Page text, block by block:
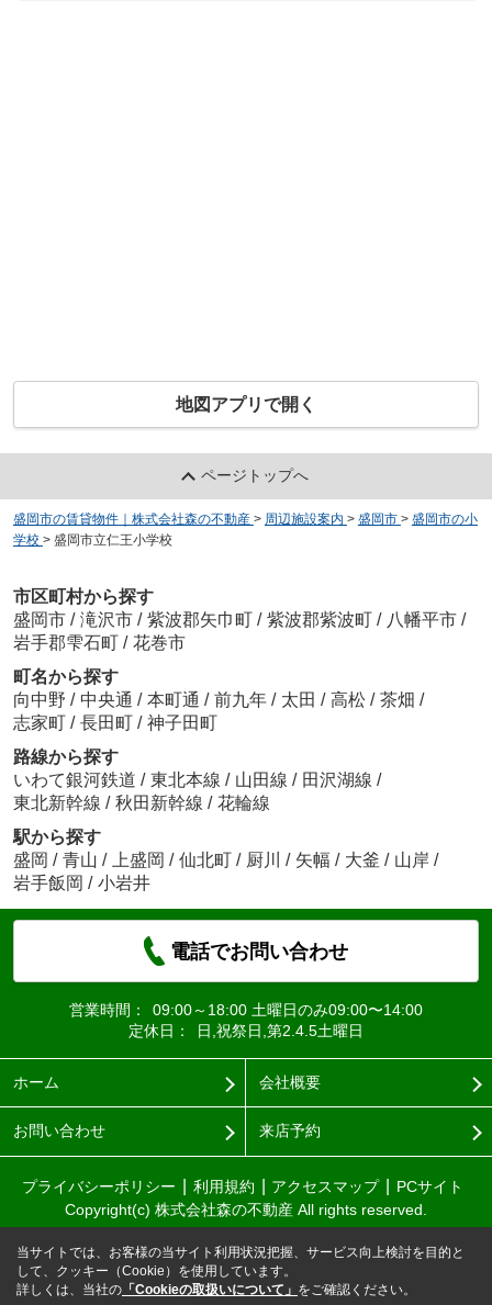
地図アプリで開く
ページトップへ
盛岡市の賃貸物件｜株式会社森の不動産 > 周辺施設案内 > 盛岡市 > 盛岡市の小
学校 > 盛岡市立仁王小学校
市区町村から探す
盛岡市 / 滝沢市 / 紫波郡矢巾町 / 紫波郡紫波町 / 八幡平市 /
岩手郡雫石町 / 花巻市
町名から探す
向中野 / 中央通 / 本町通 / 前九年 / 太田 / 高松 / 茶畑 /
志家町 / 長田町 / 神子田町
路線から探す
いわて銀河鉄道 / 東北本線 / 山田線 / 田沢湖線 /
東北新幹線 / 秋田新幹線 / 花輪線
駅から探す
盛岡 / 青山 / 上盛岡 / 仙北町 / 厨川 / 矢幅 / 大釜 / 山岸 /
岩手飯岡 / 小岩井
電話でお問い合わせ
営業時間：
09:00～18:00 土曜日のみ09:00〜14:00
定休日：
日,祝祭日,第2.4.5土曜日
ホーム 会社概要
お問い合わせ 来店予約
プライバシーポリシー 利用規約 アクセスマップ
PCサイト
Copyright(c) 株式会社森の不動産 All rights reserved.
当サイトでは、お客様の当サイト利用状況把握、サービス向上検討を目的と
して、クッキー（Cookie）を使用しています。
詳しくは、当社の 「Cookieの取扱いについて」 をご確認ください。